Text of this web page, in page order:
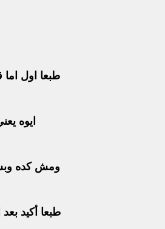
طبعا أكيد بعد المميزات